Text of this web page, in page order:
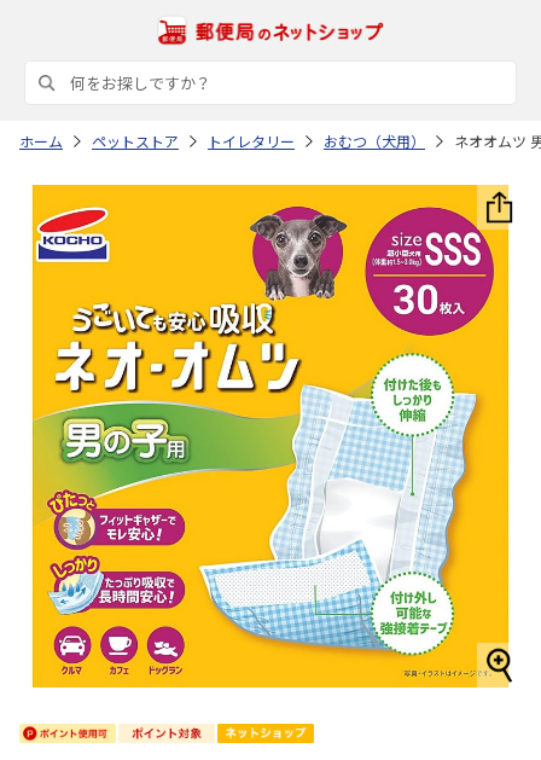
ホーム ペットストア トイレタリー おむつ（犬用） ネオオムツ